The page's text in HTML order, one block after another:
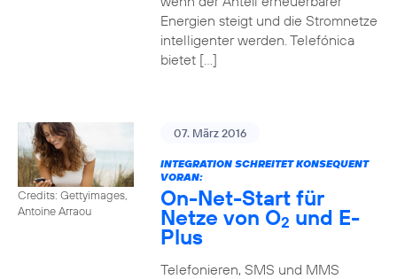
Energien steigt und die Stromnetze
intelligenter werden. Telefónica
bietet […]
Credits: Gettyimages,
Antoine Arraou
07. März 2016
INTEGRATION SCHREITET KONSEQUENT
VORAN:
On-Net-Start für
Netze von O2 und E-
Plus
Telefonieren, SMS und MMS